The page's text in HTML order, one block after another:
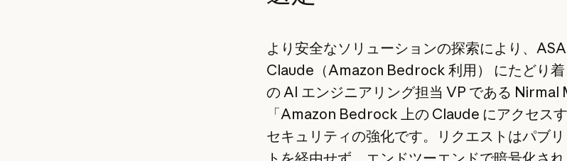
より安全なソリューションの探索により、
Claude（Amazon Bedrock 利用） にたどり
の AI エンジニアリング担当 VP である Nirmal
「Amazon Bedrock 上の Claude にアクセスす
セキュリティの強化です。リクエストはパブ